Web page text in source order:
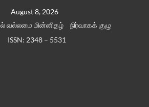
August 8, 2026
வல்லமை மின்னிதழ்
நிர்வாகக் குழு
ISSN: 2348 – 5531